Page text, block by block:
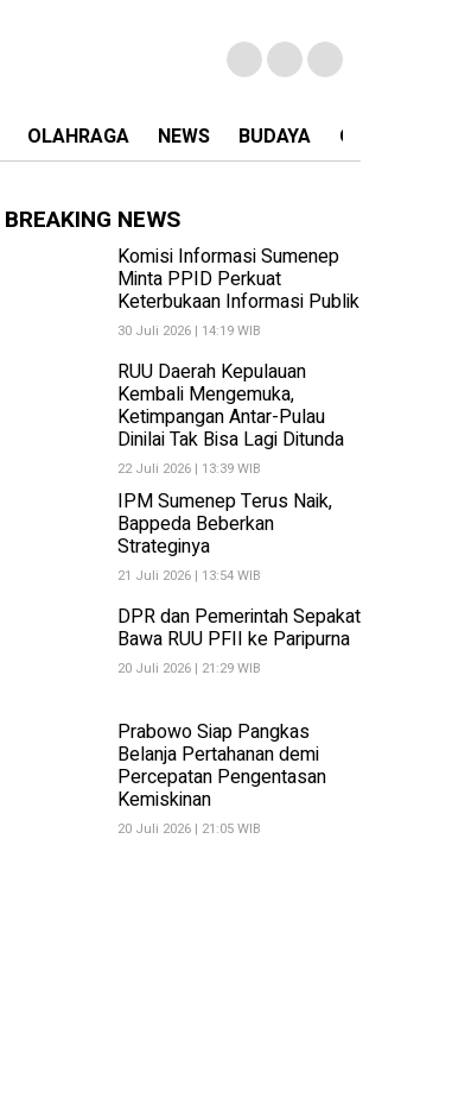
OLAHRAGA NEWS BUDAYA OPINI
BREAKING NEWS
Komisi Informasi Sumenep
Minta PPID Perkuat
Keterbukaan Informasi Publik
30 Juli 2026 | 14:19 WIB
RUU Daerah Kepulauan
Kembali Mengemuka,
Ketimpangan Antar-Pulau
Dinilai Tak Bisa Lagi Ditunda
22 Juli 2026 | 13:39 WIB
IPM Sumenep Terus Naik,
Bappeda Beberkan
Strateginya
21 Juli 2026 | 13:54 WIB
DPR dan Pemerintah Sepakat
Bawa RUU PFII ke Paripurna
20 Juli 2026 | 21:29 WIB
Prabowo Siap Pangkas
Belanja Pertahanan demi
Percepatan Pengentasan
Kemiskinan
20 Juli 2026 | 21:05 WIB